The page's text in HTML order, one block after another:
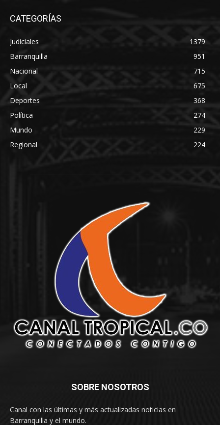
CATEGORÍAS
Judiciales
1379
Barranquilla
951
Nacional
715
Local
675
Deportes
368
Política
274
Mundo
229
Regional
224
SOBRE NOSOTROS
Canal con las últimas y más actualizadas noticias en
Barranquilla y el mundo.